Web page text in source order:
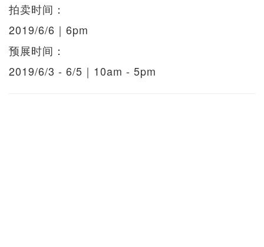
拍卖时间：
2019/6/6｜6pm
预展时间：
2019/6/3 - 6/5｜10am - 5pm